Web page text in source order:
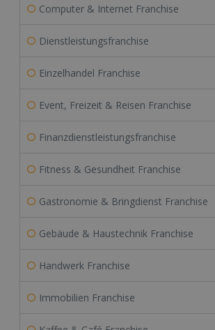
Computer & Internet Franchise
Dienstleistungsfranchise
Einzelhandel Franchise
Event, Freizeit & Reisen Franchise
Finanzdienstleistungsfranchise
Fitness & Gesundheit Franchise
Gastronomie & Bringdienst Franchise
Gebäude & Haustechnik Franchise
Handwerk Franchise
Immobilien Franchise